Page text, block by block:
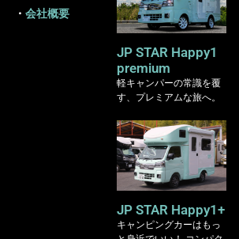
・ 会社概要
JP STAR Happy1
premium
軽キャンパーの常識を覆
す、プレミアムな旅へ。
JP STAR Happy1+
キャンピングカーはもっ